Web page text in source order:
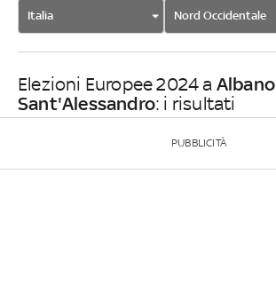
Italia Nord Occidentale
Elezioni Europee 2024 a Albano
Sant'Alessandro: i risultati
PUBBLICITÀ